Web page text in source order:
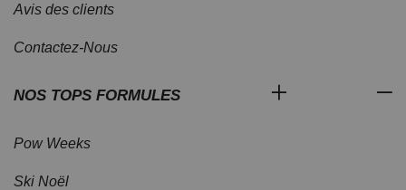
Avis des clients
Contactez-Nous
NOS TOPS FORMULES
Pow Weeks
Ski Noël